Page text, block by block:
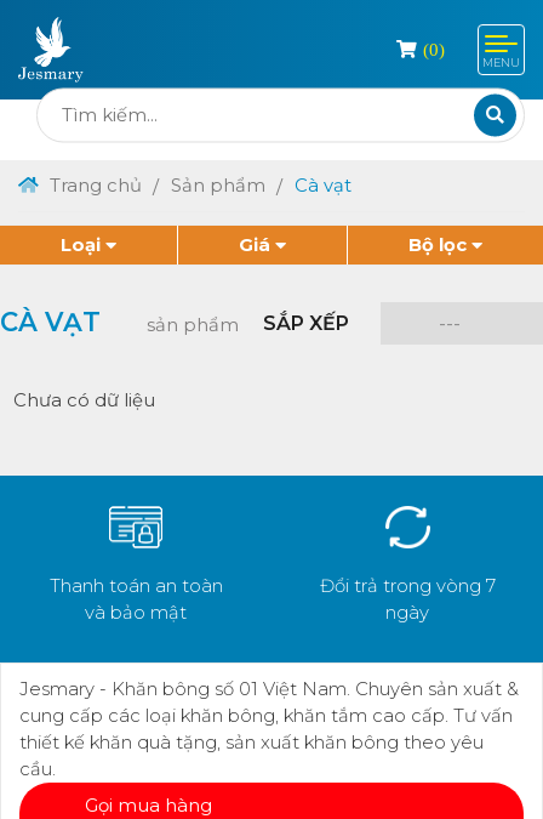
(0)
MENU
Trang chủ Sản phẩm Cà vạt
Loại Giá Bộ lọc
CÀ VẠT sản phẩm SẮP XẾP
Chưa có dữ liệu
Thanh toán an toàn
và bảo mật
Đổi trả trong vòng 7
ngày
Jesmary - Khăn bông số 01 Việt Nam. Chuyên sản xuất &
cung cấp các loại khăn bông, khăn tắm cao cấp. Tư vấn
thiết kế khăn quà tặng, sản xuất khăn bông theo yêu
cầu.
Gọi mua hàng